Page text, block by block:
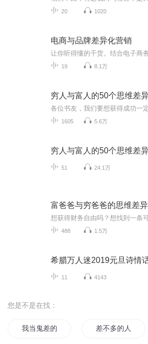
20 1020
电商与品牌差异化营销
19 8.1万
穷人与富人的50个思维差
1605 5.6万
穷人与富人的50个思维差
51 24.1万
富爸爸与穷爸爸的思维差异
488 1.5万
希腊万人迷2019元旦诗情
11 4143
您是不是在找：
我当鬼差的那几年 差不多的人生